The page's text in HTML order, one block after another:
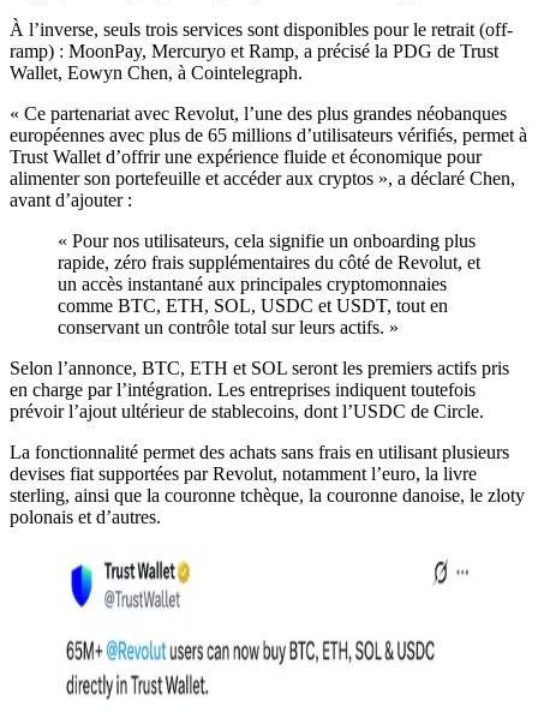
À l’inverse, seuls trois services sont disponibles pour le retrait (off-
ramp) : MoonPay, Mercuryo et Ramp, a précisé la PDG de Trust
Wallet, Eowyn Chen, à Cointelegraph.
« Ce partenariat avec Revolut, l’une des plus grandes néobanques
européennes avec plus de 65 millions d’utilisateurs vérifiés, permet à
Trust Wallet d’offrir une expérience fluide et économique pour
alimenter son portefeuille et accéder aux cryptos », a déclaré Chen,
avant d’ajouter :
« Pour nos utilisateurs, cela signifie un onboarding plus
rapide, zéro frais supplémentaires du côté de Revolut, et
un accès instantané aux principales cryptomonnaies
comme BTC, ETH, SOL, USDC et USDT, tout en
conservant un contrôle total sur leurs actifs. »
Selon l’annonce, BTC, ETH et SOL seront les premiers actifs pris
en charge par l’intégration. Les entreprises indiquent toutefois
prévoir l’ajout ultérieur de stablecoins, dont l’USDC de Circle.
La fonctionnalité permet des achats sans frais en utilisant plusieurs
devises fiat supportées par Revolut, notamment l’euro, la livre
sterling, ainsi que la couronne tchèque, la couronne danoise, le zloty
polonais et d’autres.